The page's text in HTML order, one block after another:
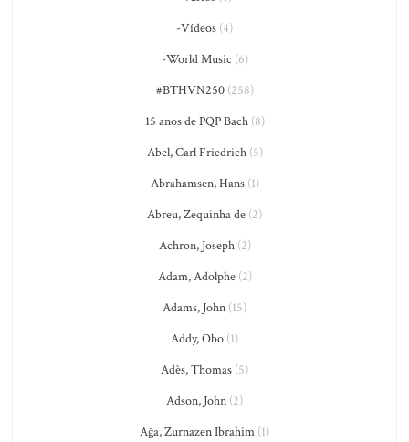
-Vídeos (4)
-World Music (6)
#BTHVN250(258)
15 anos de PQP Bach(8)
Abel, Carl Friedrich(5)
Abrahamsen, Hans(1)
Abreu, Zequinha de (2)
Achron, Joseph(2)
Adam, Adolphe(2)
Adams, John (15)
Addy, Obo (1)
Adès, Thomas (5)
Adson, John (2)
Ağa, Zurnazen Ibrahim (1)